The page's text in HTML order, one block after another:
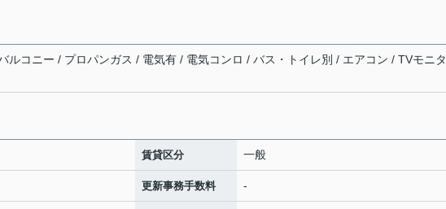
ルコニー / プロパンガス / 電気有 / 電気コンロ / バス・トイレ別 / エアコン / TVモニ
賃貸区分 一般
更新事務手数料 -